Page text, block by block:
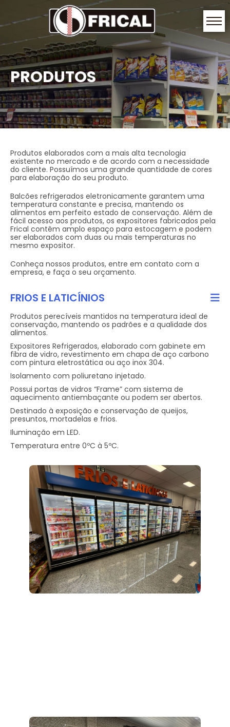
PRODUTOS
Produtos elaborados com a mais alta tecnologia
existente no mercado e de acordo com a necessidade
do cliente. Possuímos uma grande quantidade de cores
para elaboração do seu produto.
Balcões refrigerados eletronicamente garantem uma
temperatura constante e precisa, mantendo os
alimentos em perfeito estado de conservação. Além de
fácil acesso aos produtos, os expositores fabricados pela
Frical contêm amplo espaço para estocagem e podem
ser elaborados com duas ou mais temperaturas no
mesmo expositor.
Conheça nossos produtos, entre em contato com a
empresa, e faça o seu orçamento.
FRIOS E LATICÍNIOS
Produtos perecíveis mantidos na temperatura ideal de
conservação, mantendo os padrões e a qualidade dos
alimentos.
Expositores Refrigerados, elaborado com gabinete em
fibra de vidro, revestimento em chapa de aço carbono
com pintura eletrostática ou aço inox 304.
Isolamento com poliuretano injetado.
Possui portas de vidros “Frame” com sistema de
aquecimento antiembaçante ou podem ser abertos.
Destinado à exposição e conservação de queijos,
presuntos, mortadelas e frios.
Iluminação em LED.
Temperatura entre 0ºC à 5ºC.